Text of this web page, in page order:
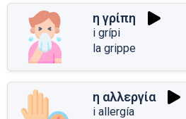
η γρίπη
i grípi
la grippe
η αλλεργία
i allergía